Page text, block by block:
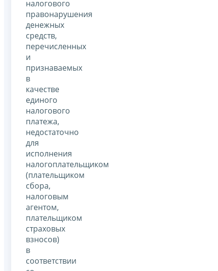
налогового
правонарушения
денежных
средств,
перечисленных
и
признаваемых
в
качестве
единого
налогового
платежа,
недостаточно
для
исполнения
налогоплательщиком
(плательщиком
сбора,
налоговым
агентом,
плательщиком
страховых
взносов)
в
соответствии